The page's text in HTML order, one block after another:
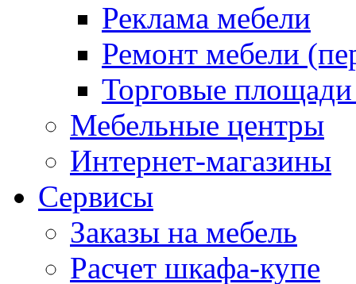
Реклама мебели
Ремонт мебели
Торговые
Мебельные центры
Интернет-магазины
Сервисы
Заказы на мебель
Расчет шкафа-купе